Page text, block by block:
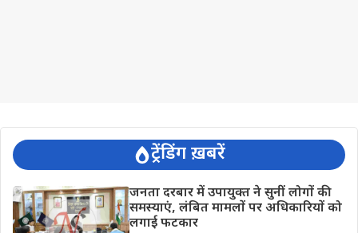
ट्रेंडिंग ख़बरें
जनता दरबार में उपायुक्त ने सुनीं लोगों की
समस्याएं, लंबित मामलों पर अधिकारियों को
लगाई फटकार